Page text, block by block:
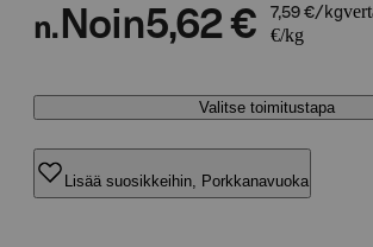
n. Noin5,62 € 7,59 €/kg
€/kg
Valitse toimitustapa
Lisää suosikkeihin, Porkkanavuoka